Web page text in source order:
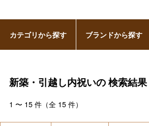
新築・引越し内祝いの検索結果
1 〜 15件（全 15件）
カテゴリから探す ブランドから探す